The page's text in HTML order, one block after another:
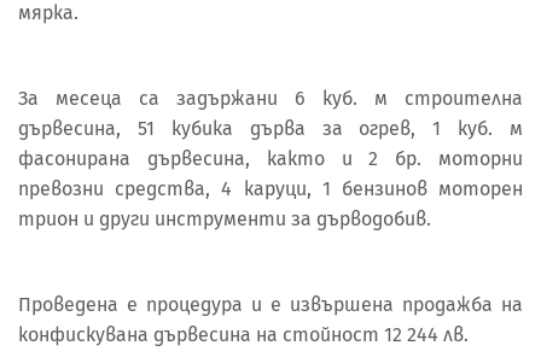
мярка.
За месеца са задържани 6 куб. м строителна
дървесина, 51 кубика дърва за огрев, 1 куб. м
фасонирана дървесина, както и 2 бр. моторни
превозни средства, 4 каруци, 1 бензинов моторен
трион и други инструменти за дърводобив.
Проведена е процедура и е извършена продажба на
конфискувана дървесина на стойност 12 244 лв.